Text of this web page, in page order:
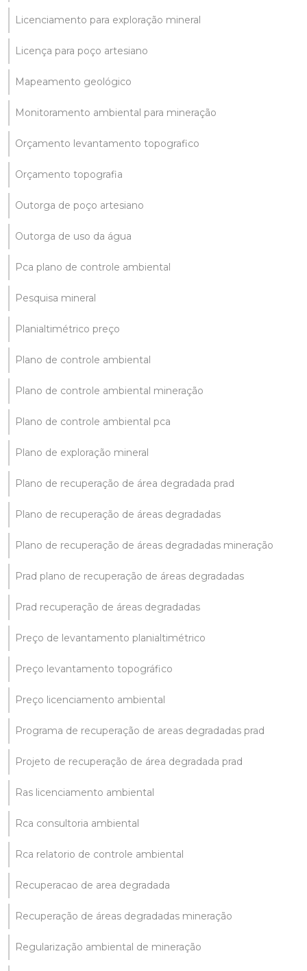
Licenciamento para exploração mineral
Licença para poço artesiano
Mapeamento geológico
Monitoramento ambiental para mineração
Orçamento levantamento topografico
Orçamento topografia
Outorga de poço artesiano
Outorga de uso da água
Pca plano de controle ambiental
Pesquisa mineral
Planialtimétrico preço
Plano de controle ambiental
Plano de controle ambiental mineração
Plano de controle ambiental pca
Plano de exploração mineral
Plano de recuperação de área degradada prad
Plano de recuperação de áreas degradadas
Plano de recuperação de áreas degradadas mineração
Prad plano de recuperação de áreas degradadas
Prad recuperação de áreas degradadas
Preço de levantamento planialtimétrico
Preço levantamento topográfico
Preço licenciamento ambiental
Programa de recuperação de areas degradadas prad
Projeto de recuperação de área degradada prad
Ras licenciamento ambiental
Rca consultoria ambiental
Rca relatorio de controle ambiental
Recuperacao de area degradada
Recuperação de áreas degradadas mineração
Regularização ambiental de mineração